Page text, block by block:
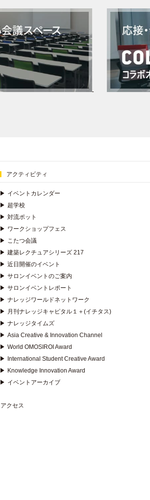
アクティビティ
▶ イベントカレンダー
▶ 超学校
▶ 対流ポット
▶ ワークショップフェス
▶ こたつ会議
▶ 建築レクチュアシリーズ 217
▶ 近日開催のイベント
▶ サロンイベントのご案内
▶ サロンイベントレポート
▶ ナレッジワールドネットワーク
▶ 月刊ナレッジキャピタル１＋(イチタス)
▶ ナレッジタイムズ
▶ Asia Creative & Innovation Channel
▶ World OMOSIROI Award
▶
International Student Creative Award
▶ Knowledge Innovation Award
▶ イベントアーカイブ
アクセス